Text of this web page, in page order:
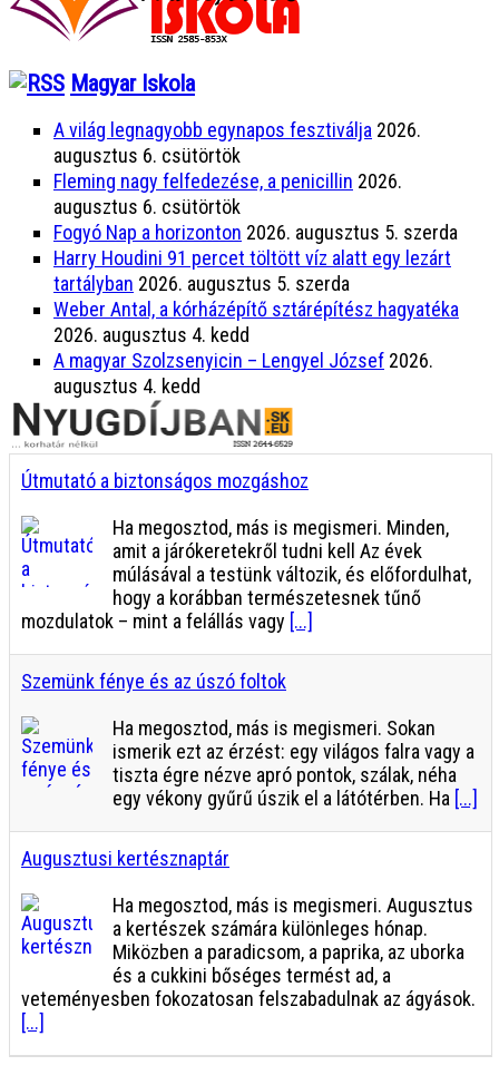
Magyar Iskola
A világ legnagyobb egynapos fesztiválja 2026.
augusztus 6. csütörtök
Fleming nagy felfedezése, a penicillin 2026.
augusztus 6. csütörtök
Fogyó Nap a horizonton 2026. augusztus 5. szerda
Harry Houdini 91 percet töltött víz alatt egy lezárt
tartályban 2026. augusztus 5. szerda
Weber Antal, a kórházépítő sztárépítész hagyatéka
2026. augusztus 4. kedd
A magyar Szolzsenyicin – Lengyel József 2026.
augusztus 4. kedd
Útmutató a biztonságos mozgáshoz
Ha megosztod, más is megismeri. Minden,
amit a járókeretekről tudni kell Az évek
múlásával a testünk változik, és előfordulhat,
hogy a korábban természetesnek tűnő
mozdulatok – mint a felállás vagy [...]
Szemünk fénye és az úszó foltok
Ha megosztod, más is megismeri. Sokan
ismerik ezt az érzést: egy világos falra vagy a
tiszta égre nézve apró pontok, szálak, néha
egy vékony gyűrű úszik el a látótérben. Ha [...]
Augusztusi kertésznaptár
Ha megosztod, más is megismeri. Augusztus
a kertészek számára különleges hónap.
Miközben a paradicsom, a paprika, az uborka
és a cukkini bőséges termést ad, a
veteményesben fokozatosan felszabadulnak az ágyások.
[...]